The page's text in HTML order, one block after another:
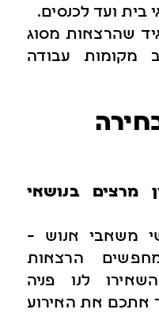
בית ועד לכנסים.
שהרצאות מסוג
מקומות עבודה
מרצים בנושאי
משאבי אנוש –
הרצאות
לנו פניה
אתכם את האירוע